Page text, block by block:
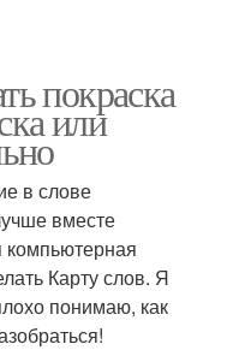
покраска
или
в слове
вместе
компьютерная
Карту слов. Я
понимаю, как